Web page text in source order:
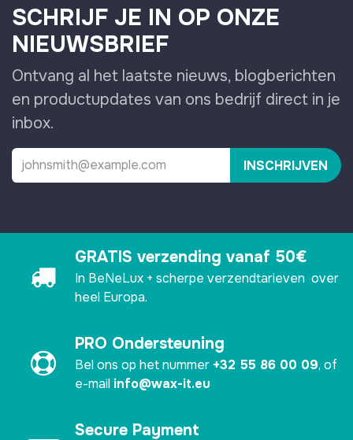
SCHRIJF JE IN OP ONZE
NIEUWSBRIEF
Ontvang al het laatste nieuws, blogberichten
en productupdates van ons bedrijf direct in je
inbox.
INSCHRIJVEN
GRATIS verzending vanaf 50€
In BeNeLux + scherpe verzendtarieven over
heel Europa.
PRO Ondersteuning
Bel ons op het nummer +32 55 86 00 09, of
e-mail info@wax-it.eu
Secure Payment